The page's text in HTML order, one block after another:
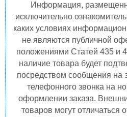
Информация,
исключительно
каких условиях
не являются публичной
положениями Статей 435 и
наличие товара будет
посредством сообщения на
телефонного звонка на
оформлении заказа.
товаров могут отличаться